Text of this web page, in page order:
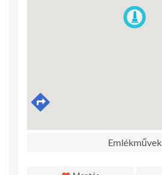
Emlékművek